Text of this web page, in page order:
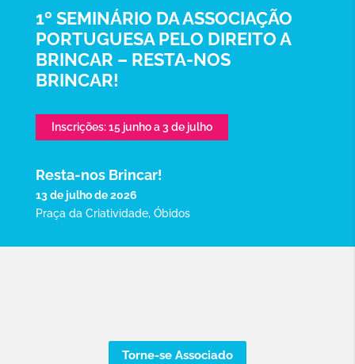
1º SEMINÁRIO DA ASSOCIAÇÃO
PORTUGUESA PELO DIREITO A
BRINCAR – RESTA-NOS
BRINCAR!
Inscrições: 15 junho a 3 de julho
Resta-nos Brincar!
13 de julho de 2026
Praça da Criatividade, Óbidos
Torne-se Associado